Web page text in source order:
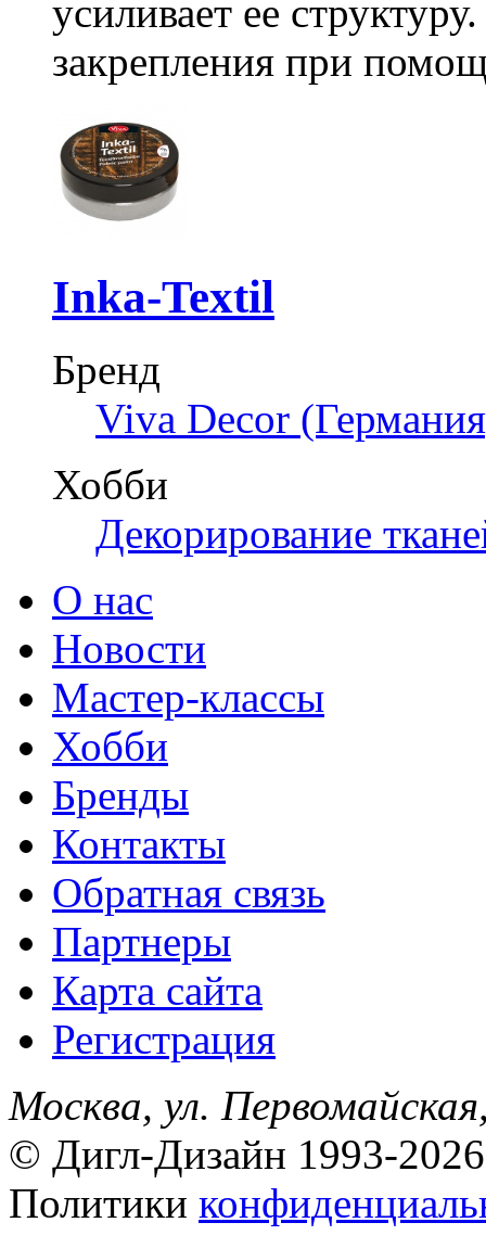
усиливает ее
закрепления при
Inka-Textil
Бренд
Viva Decor
Хобби
Декорирование
О нас
Новости
Мастер-классы
Хобби
Бренды
Контакты
Обратная связь
Партнеры
Карта сайта
Регистрация
Москва, ул.
© Дигл-Дизайн 1993-2026
Политики